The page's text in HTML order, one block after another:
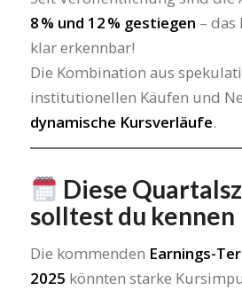
8 % und 12 % gestiegen –
klar erkennbar!
Die Kombination aus
institutionellen Käufen und
dynamische Kursverläufe.
Diese
solltest du kennen
Die kommenden Earnings-
2025 könnten starke